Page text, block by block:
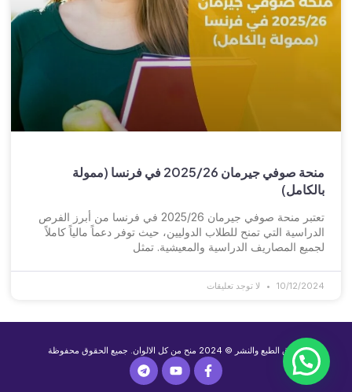
منحة صوفي جيرمان 2025/26 في فرنسا (ممولة
بالكامل)
تعتبر منحة صوفي جيرمان 2025/26 في فرنسا من أبرز الفرص
الدراسية التي تمنح للطلاب الدوليين، حيث توفر دعماً مالياً كاملاً
لجميع المصاريف الدراسية والمعيشية. تمثل
10/12/2024 لا توجد تعليقات
حقوق الطبع والنشر © 2024 منح من كل الالوان. جميع الحقوق محفوظة